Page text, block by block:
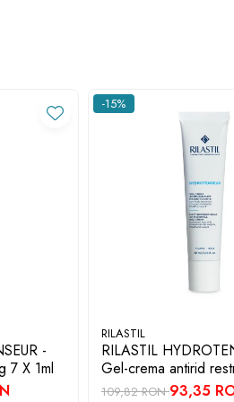
-
7 X 1ml
-15%
RILASTIL
RILASTIL
Gel-crema antirid
MAT x 40ml
109,82 RON93,35